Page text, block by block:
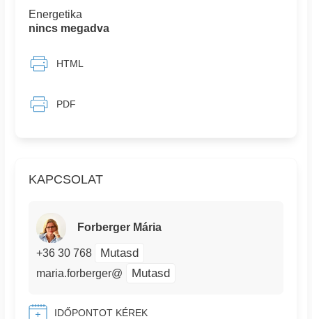
KAPCSOLAT
Forberger Mária
+36 30 768 Mutasd
maria.forberger@ Mutasd
IDŐPONTOT KÉREK
Energetika
nincs megadva
HTML
PDF